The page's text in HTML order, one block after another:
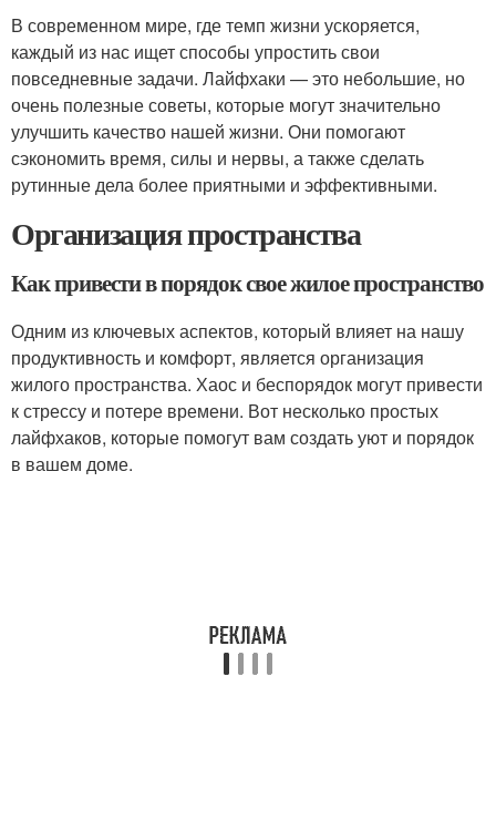
В современном мире, где темп жизни ускоряется,
каждый из нас ищет способы упростить свои
повседневные задачи. Лайфхаки — это небольшие, но
очень полезные советы, которые могут значительно
улучшить качество нашей жизни. Они помогают
сэкономить время, силы и нервы, а также сделать
рутинные дела более приятными и эффективными.
Организация пространства
Как привести в порядок свое жилое пространство
Одним из ключевых аспектов, который влияет на нашу
продуктивность и комфорт, является организация
жилого пространства. Хаос и беспорядок могут привести
к стрессу и потере времени. Вот несколько простых
лайфхаков, которые помогут вам создать уют и порядок
в вашем доме.